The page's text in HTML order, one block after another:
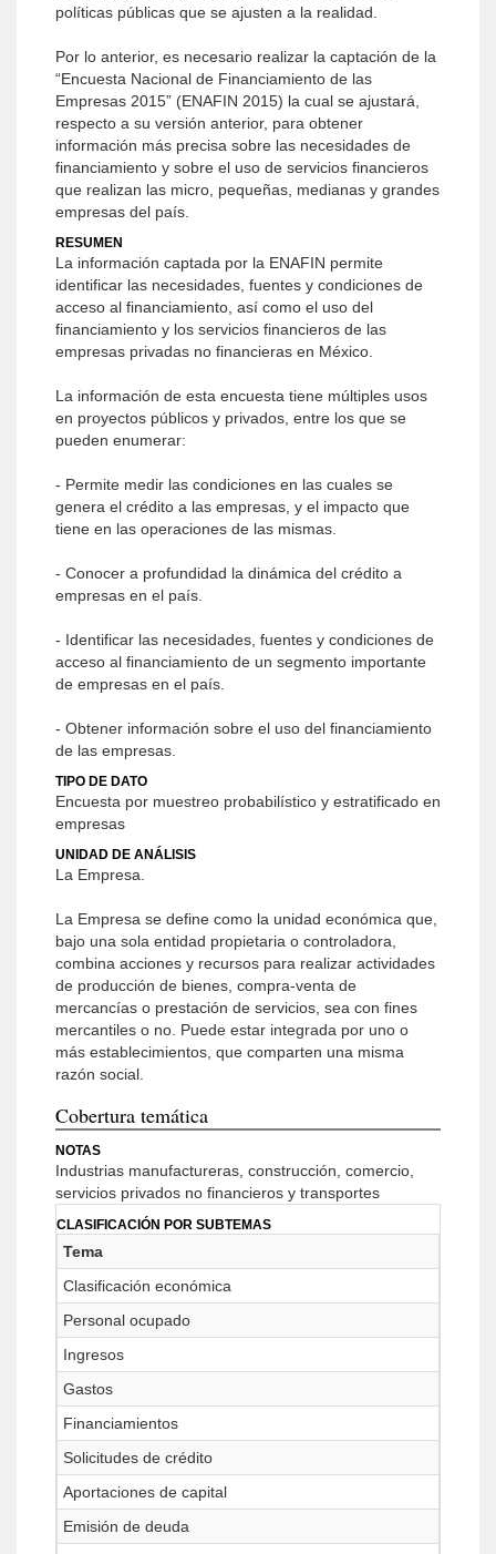
políticas públicas que se ajusten a la realidad.
Por lo anterior, es necesario realizar la captación de la
“Encuesta Nacional de Financiamiento de las
Empresas 2015” (ENAFIN 2015) la cual se ajustará,
respecto a su versión anterior, para obtener
información más precisa sobre las necesidades de
financiamiento y sobre el uso de servicios financieros
que realizan las micro, pequeñas, medianas y grandes
empresas del país.
RESUMEN
La información captada por la ENAFIN permite
identificar las necesidades, fuentes y condiciones de
acceso al financiamiento, así como el uso del
financiamiento y los servicios financieros de las
empresas privadas no financieras en México.
La información de esta encuesta tiene múltiples usos
en proyectos públicos y privados, entre los que se
pueden enumerar:
- Permite medir las condiciones en las cuales se
genera el crédito a las empresas, y el impacto que
tiene en las operaciones de las mismas.
- Conocer a profundidad la dinámica del crédito a
empresas en el país.
- Identificar las necesidades, fuentes y condiciones de
acceso al financiamiento de un segmento importante
de empresas en el país.
- Obtener información sobre el uso del financiamiento
de las empresas.
TIPO DE DATO
Encuesta por muestreo probabilístico y estratificado en
empresas
UNIDAD DE ANÁLISIS
La Empresa.
La Empresa se define como la unidad económica que,
bajo una sola entidad propietaria o controladora,
combina acciones y recursos para realizar actividades
de producción de bienes, compra-venta de
mercancías o prestación de servicios, sea con fines
mercantiles o no. Puede estar integrada por uno o
más establecimientos, que comparten una misma
razón social.
Cobertura temática
NOTAS
Industrias manufactureras, construcción, comercio,
servicios privados no financieros y transportes
CLASIFICACIÓN POR SUBTEMAS
Tema
Clasificación económica
Personal ocupado
Ingresos
Gastos
Financiamientos
Solicitudes de crédito
Aportaciones de capital
Emisión de deuda